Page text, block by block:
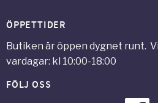
ÖPPETTIDER
Butiken är öppen dygnet runt.
vardagar: kl 10:00-18:00
FÖLJ OSS